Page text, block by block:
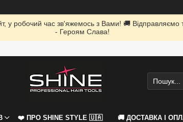
у робочий час зв'яжемось з Вами! 🚚
- Героям Слава!
❤️ ПРО SHINE STYLE 🇺🇦 🚚 ДОСТАВКА І